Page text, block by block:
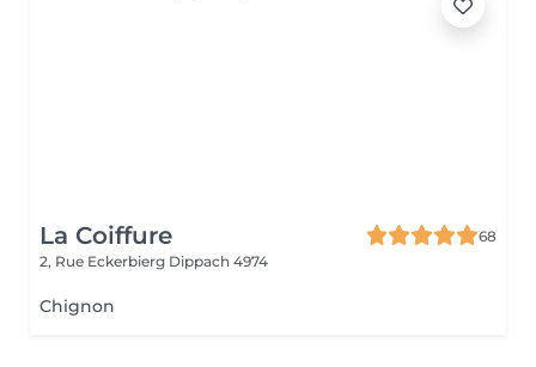
La Coiffure
68
2, Rue Eckerbierg Dippach 4974
Chignon